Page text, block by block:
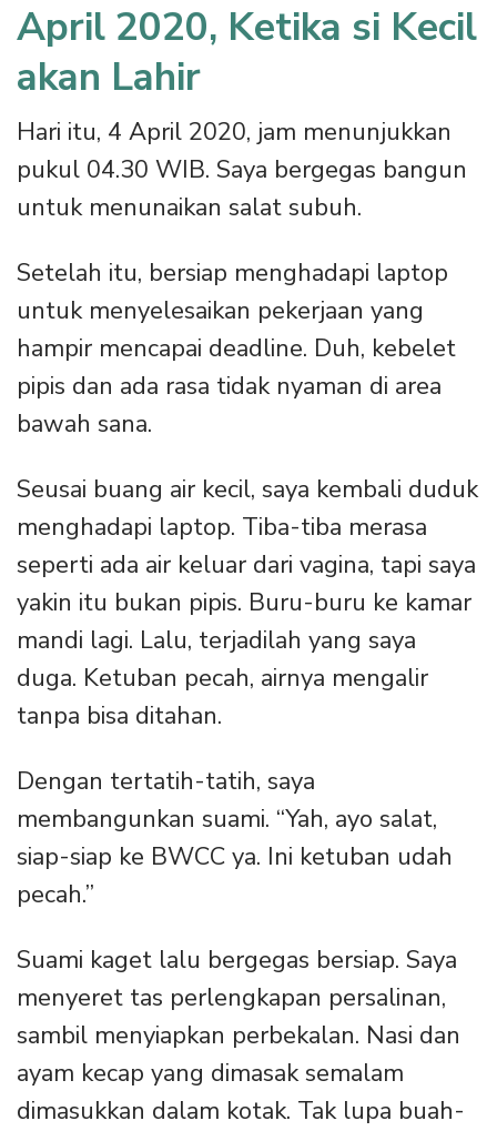
April 2020, Ketika si Kecil
akan Lahir
Hari itu, 4 April 2020, jam menunjukkan
pukul 04.30 WIB. Saya bergegas bangun
untuk menunaikan salat subuh.
Setelah itu, bersiap menghadapi laptop
untuk menyelesaikan pekerjaan yang
hampir mencapai deadline. Duh, kebelet
pipis dan ada rasa tidak nyaman di area
bawah sana.
Seusai buang air kecil, saya kembali duduk
menghadapi laptop. Tiba-tiba merasa
seperti ada air keluar dari vagina, tapi saya
yakin itu bukan pipis. Buru-buru ke kamar
mandi lagi. Lalu, terjadilah yang saya
duga. Ketuban pecah, airnya mengalir
tanpa bisa ditahan.
Dengan tertatih-tatih, saya
membangunkan suami. “Yah, ayo salat,
siap-siap ke BWCC ya. Ini ketuban udah
pecah.”
Suami kaget lalu bergegas bersiap. Saya
menyeret tas perlengkapan persalinan,
sambil menyiapkan perbekalan. Nasi dan
ayam kecap yang dimasak semalam
dimasukkan dalam kotak. Tak lupa buah-